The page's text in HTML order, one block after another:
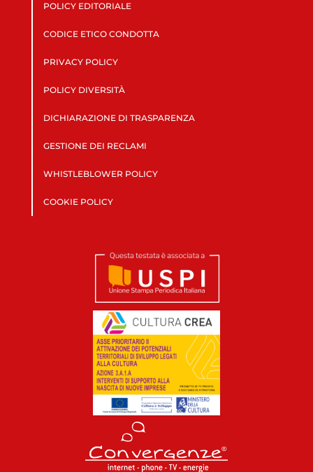
POLICY EDITORIALE
CODICE ETICO CONDOTTA
PRIVACY POLICY
POLICY DIVERSITÀ
DICHIARAZIONE DI TRASPARENZA
GESTIONE DEI RECLAMI
WHISTLEBLOWER POLICY
COOKIE POLICY